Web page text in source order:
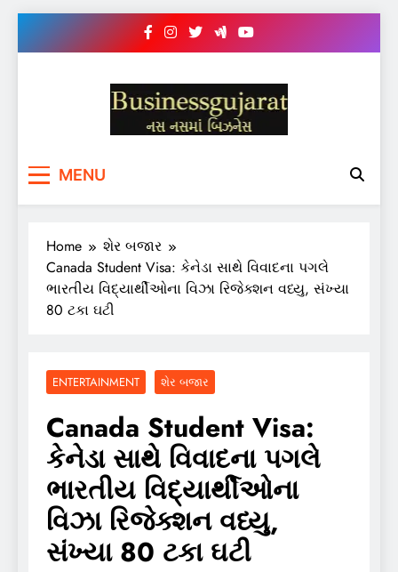
BUSINESS GUJARAT
MENU
Home
શેર બજાર
Canada Student Visa: કેનેડા સાથે વિવાદના પગલે
ભારતીય વિદ્યાર્થીઓના વિઝા રિજેક્શન વધ્યુ, સંખ્યા
80 ટકા ઘટી
ENTERTAINMENT શેર બજાર
Canada Student Visa:
કેનેડા સાથે વિવાદના પગલે
ભારતીય વિદ્યાર્થીઓના
વિઝા રિજેક્શન વધ્યુ,
સંખ્યા 80 ટકા ઘટી